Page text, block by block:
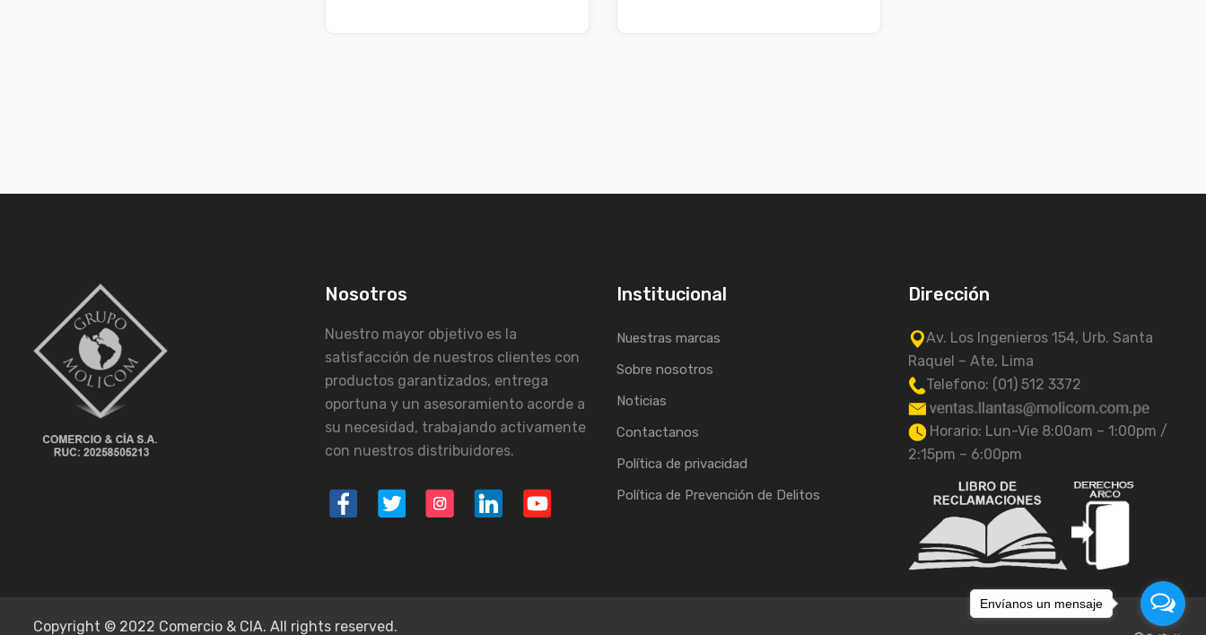
Nosotros
Nuestro mayor objetivo es la
satisfacción de nuestros clientes con
productos garantizados, entrega
oportuna y un asesoramiento acorde a
su necesidad, trabajando activamente
con nuestros distribuidores.
Institucional
Nuestras marcas
Sobre nosotros
Noticias
Contactanos
Política de privacidad
Política de Prevención de Delitos
Dirección
Av. Los Ingenieros 154, Urb. Santa
Raquel – Ate, Lima
Telefono: (01) 512 3372
Horario: Lun-Vie 8:00am – 1:00pm /
2:15pm – 6:00pm
Copyright © 2022 Comercio & CIA. All rights reserved.
Envíanos un mensaje